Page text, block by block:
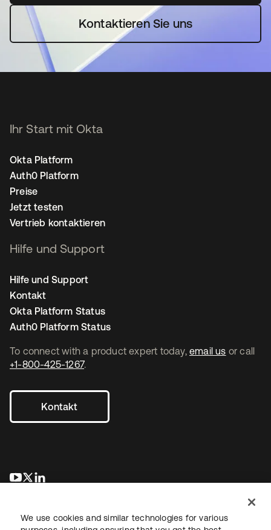
Kontaktieren Sie uns
To connect with a product expert today, email us or call
+1-800-425-1267.
Kontakt
wird in einer neuen Registerkarte geöffnet
wird in einer neuen Registerkarte geöffnet
Ihr Start mit Okta
Okta Platform
Auth0 Platform
Preise
Jetzt testen
Vertrieb kontaktieren
Hilfe und Support
Hilfe und Support
Kontakt
Okta Platform Status
Auth0 Platform Status
We use cookies and similar technologies for various